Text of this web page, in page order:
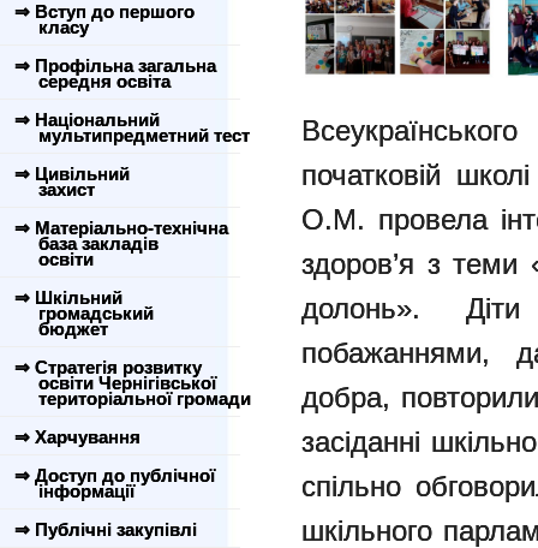
⇒ Вступ до першого
класу
⇒ Профільна загальна
середня освіта
⇒ Національний
мультипредметний тест
⇒ Цивільний
захист
⇒ Матеріально-технічна
база закладів
освіти
⇒ Шкільний
громадський
бюджет
⇒ Стратегія розвитку
освіти Чернігівської
територіальної громади
⇒ Харчування
⇒ Доступ до публічної
інформації
⇒ Публічні закупівлі
початковій
О.М. провела
здоров’я з теми
долонь».
побажаннями,
добра,
засіданні
спільно
шкільного